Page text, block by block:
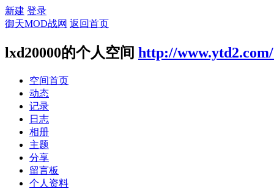
新建 登录
御天MOD战网 返回首页
lxd20000的个人空间 http://www.ytd2.com/
空间首页
动态
记录
日志
相册
主题
分享
留言板
个人资料